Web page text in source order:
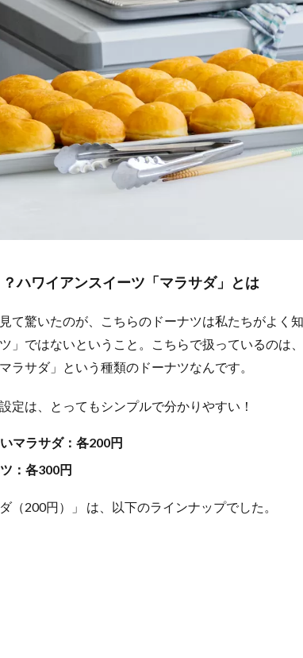
ハワイアンスイーツ「マラサダ」とは
て驚いたのが、こちらのドーナツは私たちがよく
」ではないということ。こちらで扱っているのは
ラサダ」という種類のドーナツなんです。
定は、とってもシンプルで分かりやすい！
マラサダ：各200円
：各300円
（200円）」 は、以下のラインナップでした。